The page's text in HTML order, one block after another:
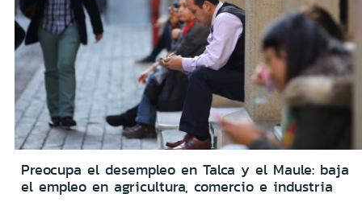
Preocupa el desempleo en Talca y el Maule: baja
el empleo en agricultura, comercio e industria